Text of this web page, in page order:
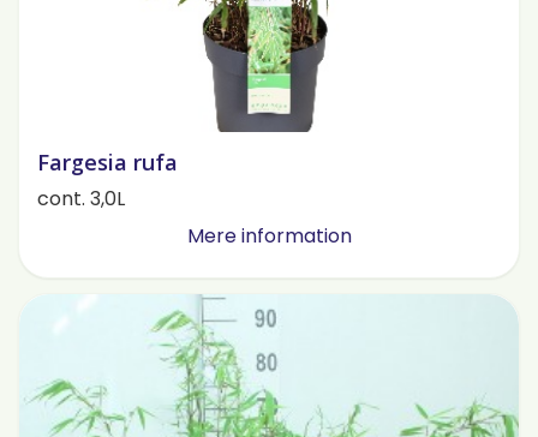
Fargesia rufa
cont. 3,0L
Mere information